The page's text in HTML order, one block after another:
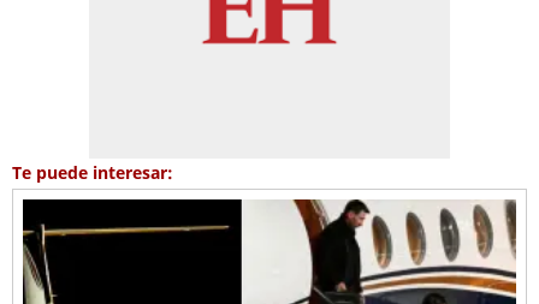
Te puede interesar: